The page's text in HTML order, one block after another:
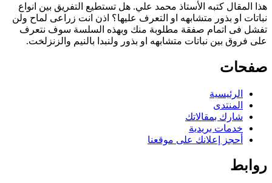
هذا المقال كتبه الأستاذ محمد علي. هل تستطيع التفريق بين انواع
نباتات او بذور متشابهه او التعرف عليها؟ اذن انت زراعى لماح ولن
تفشل فى اتمام صفقة مطلوبة منك وبهذه السلسة سوف نتعرف
على فروق بين نباتات متشابهه او بذور ولنبدا بالنيم والزنزلخت.
صفحات
الرئيسية
المنتدى
شارك بمقالاتك
خدمات بريدية
أحجز إعلانك على موقعنا
روابط